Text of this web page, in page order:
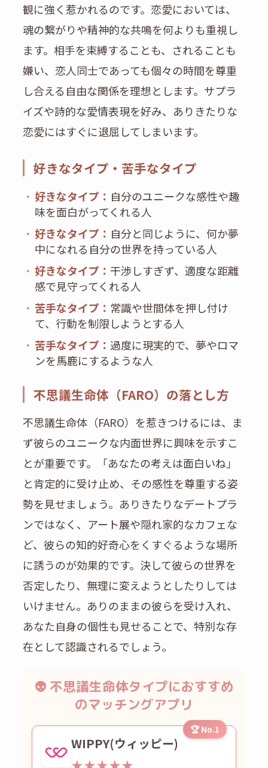
観に強く惹かれるのです。恋愛においては、
魂の繋がりや精神的な共鳴を何よりも重視し
ます。相手を束縛することも、されることも
嫌い、恋人同士であっても個々の時間を尊重
し合える自由な関係を理想とします。サプラ
イズや詩的な愛情表現を好み、ありきたりな
恋愛にはすぐに退屈してしまいます。
好きなタイプ・苦手なタイプ
・ 好きなタイプ： 自分のユニークな感性や趣
味を面白がってくれる人
・ 好きなタイプ： 自分と同じように、何か夢
中になれる自分の世界を持っている人
・ 好きなタイプ： 干渉しすぎず、適度な距離
感で見守ってくれる人
・ 苦手なタイプ： 常識や世間体を押し付け
て、行動を制限しようとする人
・ 苦手なタイプ： 過度に現実的で、夢やロマ
ンを馬鹿にするような人
不思議生命体（FARO）の落とし方
不思議生命体（FARO）を惹きつけるには、ま
ず彼らのユニークな内面世界に興味を示すこ
とが重要です。「あなたの考えは面白いね」
と肯定的に受け止め、その感性を尊重する姿
勢を見せましょう。ありきたりなデートプラ
ンではなく、アート展や隠れ家的なカフェな
ど、彼らの知的好奇心をくすぐるような場所
に誘うのが効果的です。決して彼らの世界を
否定したり、無理に変えようとしたりしては
いけません。ありのままの彼らを受け入れ、
あなた自身の個性も見せることで、特別な存
在として認識されるでしょう。
👽 不思議生命体タイプにおすすめ
のマッチングアプリ
🏆 No.1
WIPPY(ウィッピー)